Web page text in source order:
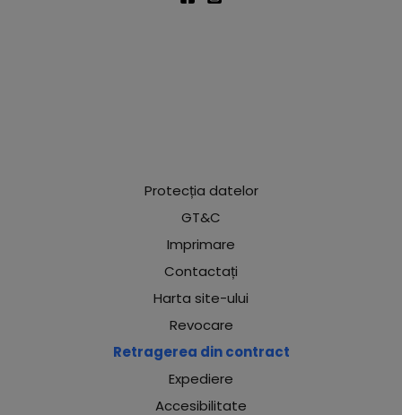
Protecția datelor
GT&C
Imprimare
Contactați
Harta site-ului
Revocare
Retragerea din contract
Expediere
Accesibilitate